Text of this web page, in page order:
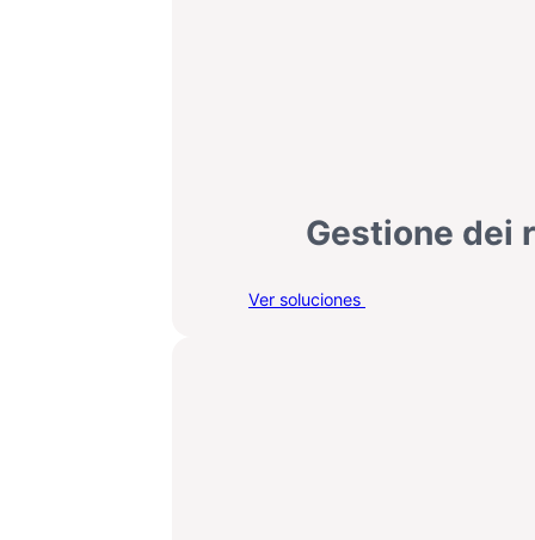
Gestione dei
Ver soluciones